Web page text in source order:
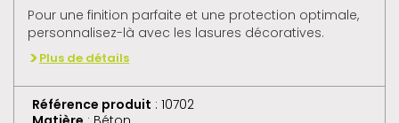
Pour une finition parfaite et une protection optimale,
personnalisez-là avec les lasures décoratives.
Plus de détails
Référence produit : 10702